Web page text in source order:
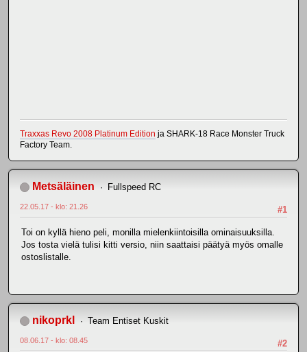
Traxxas Revo 2008 Platinum Edition ja SHARK-18 Race Monster Truck
Factory Team.
Metsäläinen Fullspeed RC
#1
22.05.17 - klo: 21.26
Toi on kyllä hieno peli, monilla mielenkiintoisilla ominaisuuksilla.
Jos tosta vielä tulisi kitti versio, niin saattaisi päätyä myös omalle
ostoslistalle.
nikoprkl Team Entiset Kuskit
#2
08.06.17 - klo: 08.45